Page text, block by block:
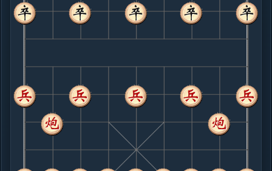
6. 马二进三
红+110
.....士４进５
红+146
马２进１
7. 车一平二
红+162
8. 车九平八
红+1363
.....砲２平３
红+1862
马２进４
9. 炮八进七
红+1267
兵五进一
.....车１平２
10. 相七进九
红+762
兵五进一
.....卒３进１
红+942
车９进１
红+1024
兵三进一